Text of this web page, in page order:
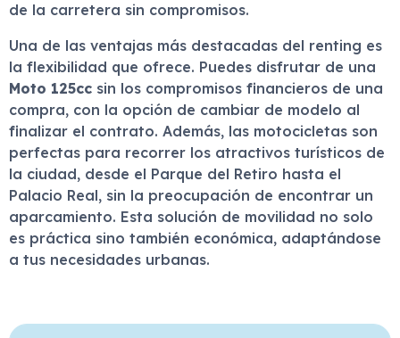
de la carretera sin compromisos.
Una de las ventajas más destacadas del renting es
la flexibilidad que ofrece. Puedes disfrutar de una
Moto 125cc sin los compromisos financieros de una
compra, con la opción de cambiar de modelo al
finalizar el contrato. Además, las motocicletas son
perfectas para recorrer los atractivos turísticos de
la ciudad, desde el Parque del Retiro hasta el
Palacio Real, sin la preocupación de encontrar un
aparcamiento. Esta solución de movilidad no solo
es práctica sino también económica, adaptándose
a tus necesidades urbanas.